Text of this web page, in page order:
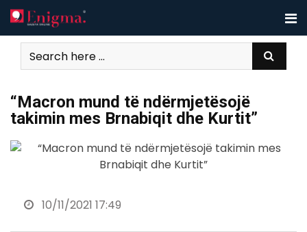
Skip
to
content
“Macron mund të ndërmjetësojë
takimin mes Brnabiqit dhe Kurtit”
10/11/2021 17:49